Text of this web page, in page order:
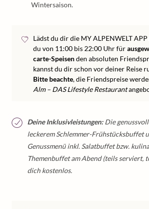
Wintersaison.
Lädst du dir die MY ALPENWELT
du von 11:00 bis 22:00 Uhr für
carte-Speisenden absoluten
kannst du dir schon vor deiner Reise
Bitte beachte, die Friendspreise
Alm – DAS Lifestyle Restaurant
Deine Inklusivleistungen:Die
leckerem Schlemmer-Frühstücksbuffet
Genussmenü inkl. Salatbuffet bzw.
Themenbuffet am Abend (teils serviert,
dich kostenlos.